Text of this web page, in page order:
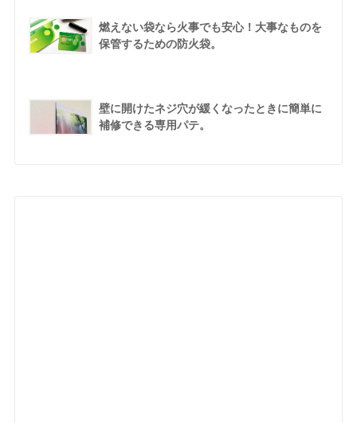
燃えない袋なら火事でも安心！大事なものを
保管するための防火袋。
壁に開けたネジ穴が緩くなったときに簡単に
補修できる専用パテ。